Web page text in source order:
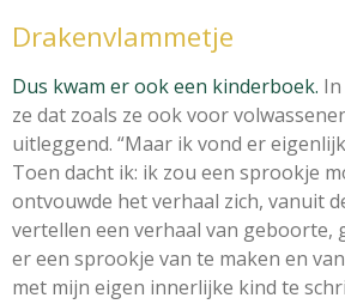
Drakenvlammetje
Dus kwam er ook een kinderboek.
ze dat zoals ze ook voor
uitleggend. “Maar ik vond er
Toen dacht ik: ik zou een sprookje
ontvouwde het verhaal zich, vanuit
vertellen een verhaal van geboorte,
er een sprookje van te maken en
met mijn eigen innerlijke kind te